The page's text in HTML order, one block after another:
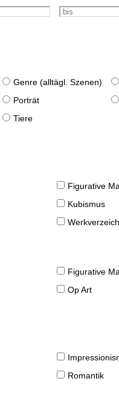
Genre (alltägl. Szenen)
Porträt
Tiere
Figurative
Kubismus
Figurative
Op Art
Romantik